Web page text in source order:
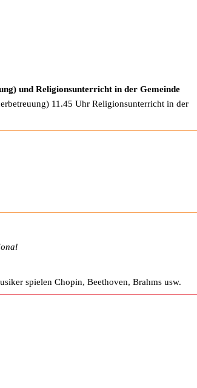
und Religionsunterricht in der Gemeinde
11.45 Uhr Religionsunterricht in der
spielen Chopin, Beethoven, Brahms usw.